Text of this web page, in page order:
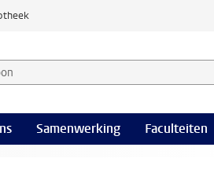
en selecteer categorie
Samenwerking Faculteiten